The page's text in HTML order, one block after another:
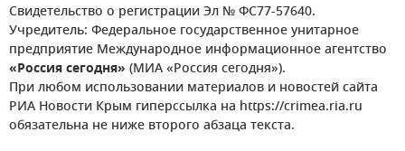
Свидетельство о регистрации Эл № ФС77-57640.
Учредитель: Федеральное государственное унитарное
предприятие Международное информационное агентство
«Россия сегодня» (МИА «Россия сегодня»).
При любом использовании материалов и новостей сайта
РИА Новости Крым гиперссылка на https://crimea.ria.ru
обязательна не ниже второго абзаца текста.